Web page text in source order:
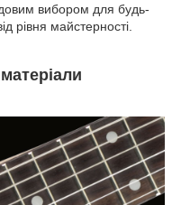
вибором для будь-
рівня майстерності.